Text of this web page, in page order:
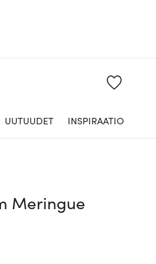
UUTUUDET INSPIRAATIO
Meringue